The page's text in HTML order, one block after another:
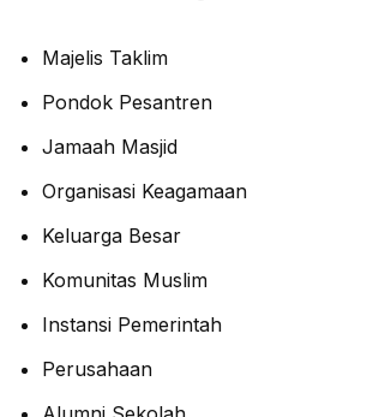
Majelis Taklim
Pondok Pesantren
Jamaah Masjid
Organisasi Keagamaan
Keluarga Besar
Komunitas Muslim
Instansi Pemerintah
Perusahaan